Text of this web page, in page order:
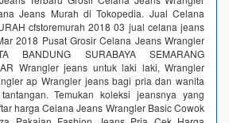
Jeans Murah di Tokopedia. Jual Celana
cfstoremurah 2018 03 jual celana jeans
2018 Pusat Grosir Celana Jeans Wrangler
BANDUNG SURABAYA SEMARANG
Wrangler jeans untuk laki laki, Wrangler
ap Wrangler jeans bagi pria dan wanita
Temukan koleksi jeansnya yang
harga Celana Jeans Wrangler Basic Cowok